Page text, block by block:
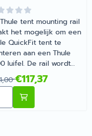
Mounting Rail
tent mounting rail
het mogelijk om een
QuickFit tent te
aan een Thule
luifel. De rail wordt
de onderzijde van de
ingeklikt en vastgezet
een inbussleutel. Het
dekt de
121,00 voor 117,37
€117,37
kiezen voor Thule